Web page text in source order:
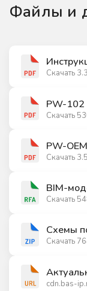
Файлы и
Скачать
PW-102
Скачать
PW-
Скачать
BIM-
Скачать
Схемы
Скачать
cdn.bas-